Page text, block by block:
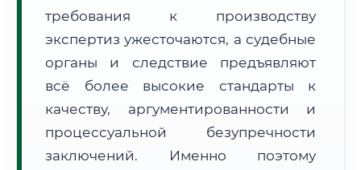
Формат учебы:
Дистанционно
🗺️ Зона обслуживания: г. Саранск
требования к производству
экспертиз ужесточаются, а судебные
органы и следствие предъявляют
всё более высокие стандарты к
качеству, аргументированности и
процессуальной безупречности
заключений. Именно поэтому